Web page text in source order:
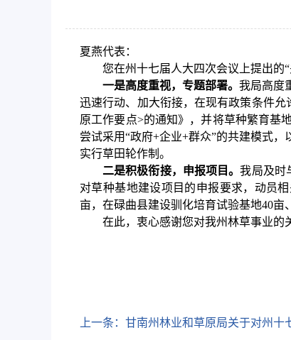
夏燕代表：
您在州十七届人大四次会议上提出的
一是高度重视，专题部署。 我局高度
迅速行动、加大衔接，在现有政策条件
原工作要点>的通知》，并将草种繁育基
尝试采用“政府+企业+群众”的共建模式
实行草田轮作制。
二是积极衔接，申报项目。我局及时
对草种基地建设项目的申报要求，动员
亩，在碌曲县建设驯化培育试验基地40亩
在此，衷心感谢您对我州林草事业的
上一条： 甘南州林业和草原局关于对州十